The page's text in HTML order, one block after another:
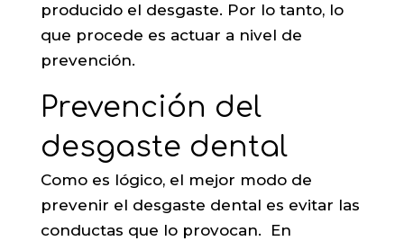
producido el desgaste. Por lo tanto, lo
que procede es actuar a nivel de
prevención.
Prevención del
desgaste dental
Como es lógico, el mejor modo de
prevenir el desgaste dental es evitar las
conductas que lo provocan. En